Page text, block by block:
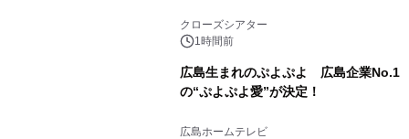
クローズシアター
1時間前
広島生まれのぷよぷよ 広島企業No.1
の“ぷよぷよ愛”が決定！
広島ホームテレビ